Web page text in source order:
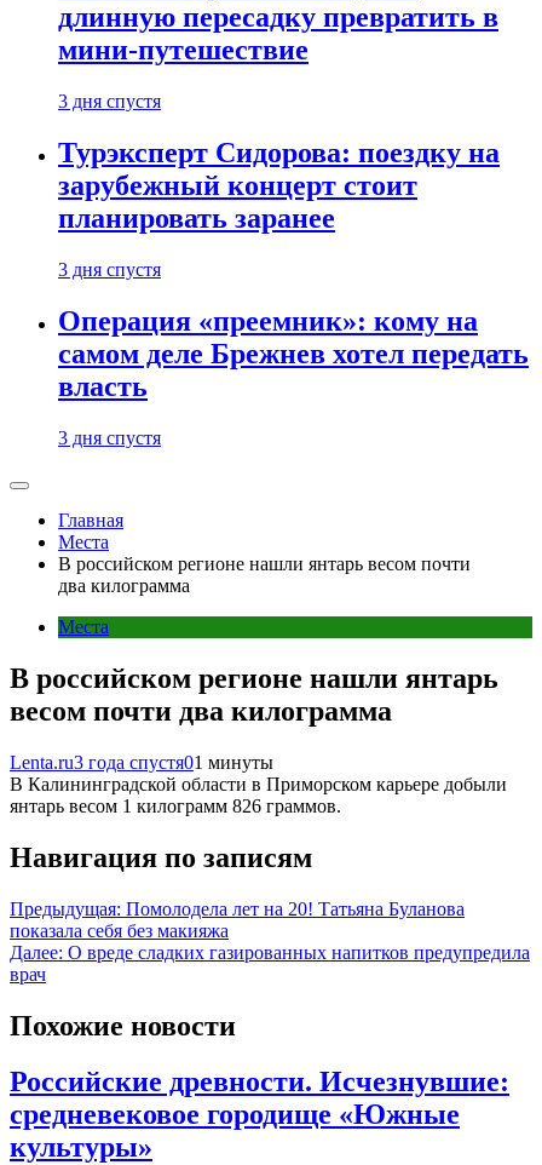
длинную пересадку превратить в
мини-путешествие
3 дня спустя
Турэксперт Сидорова: поездку на
зарубежный концерт стоит
планировать заранее
3 дня спустя
Операция «преемник»: кому на
самом деле Брежнев хотел передать
власть
3 дня спустя
Главная
Места
В российском регионе нашли янтарь весом почти
два килограмма
Места
В российском регионе нашли янтарь
весом почти два килограмма
Lenta.ru3 года спустя01 минуты
В Калининградской области в Приморском карьере добыли
янтарь весом 1 килограмм 826 граммов.
Навигация по записям
Предыдущая: Помолодела лет на 20! Татьяна Буланова
показала себя без макияжа
Далее: О вреде сладких газированных напитков предупредила
врач
Похожие новости
Российские древности. Исчезнувшие:
средневековое городище «Южные
культуры»